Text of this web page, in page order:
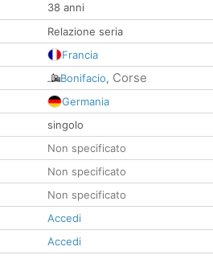
38 anni
Relazione seria
Francia
Bonifacio, Corse
Germania
singolo
Non specificato
Non specificato
Non specificato
Accedi
Accedi